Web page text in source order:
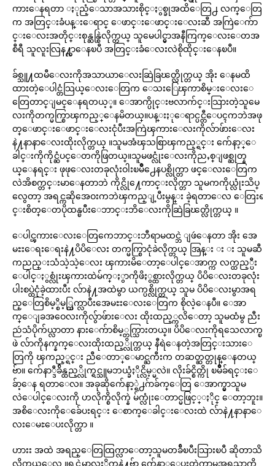
ကားေနရတာ ႏုညံ့ေသာအသားစိုင္ႏွစ္ခုအထိေတြ႕ လက္ေတြ
က အတြင္းခံပန္းေရာင္ ေဖာင္းေဖာင္းေလးဆီ အကြဲေက်ာ
င္းေလးအတိုင္းစုန္ဆန္စြဲလိုက္တယ္ သူမေပါင္မွာအနီကြက္ေလးေတအ
စီရီ သူလူးလြန႔္လာေနၿပီ အတြင္းခံေလးလဲစိုထိုင္းေနၿပီ။
ခ်စ္သူ႔ထမီေလးကိုအသာယာေလးဆြဲခြၽတ္လိုက္တယ္ အိုး ေနမထိ
ထားတဲ့ေပါင္တံသြယ္ေလးေတြက ေသးြေၾကာစိမ္းေလးေ
တြေတာင္ျမင္ေနရတယ့္။ ေအာက္ပိုင္းဗလာက်င္းသြားတဲ့သူမေ
လးကိုတက္မက္စြာၾကည့္ေနမိတယ္။ပန္းႏုေရာင္ပင္တီေပၚကဘဲအဖု
တ္ေဖာင္းေဖာင္းေလးငုံပီးအကြဲၾကားေလးကိုလ်ာဖ်ားေလး
နဲ႔နာနာေလးထိုးလိုက္တယ္ ။သူမအံၾသစြာၾကည့္ရင္း က်ေနာ့္ေ
ခါင္းကိုကိုင္ဆံပင္ေတကိုဖြတယ္။သူမဖင္လုံးေလးကိုညႇစ္ျဖစ္ဆုတ္န
ယ္ေနရင္း ဖုဖုေလးတခုလုံးဝါးၿမိဳ႕ေနပစ္လိုက္တာ ဖင္ေလးေတြက
လဲအိစက္တင္းမာေနတာဘဲ ကိုင္လို႔ေကာင္းလိုက္တာ သူမကကိုယ္လုံးသိပ္
လွေတာ့ အရင္ကဆိုအေဝးကဘဲၾကည္ျ့ပီးမွန္း ခဲ့ရတာေလ ေတြးရ
င္းစိတ္ေတပိုထန္ၿပီးေဘာင္းဘိေလးကိုဆြဲခြၽတ္လိုက္တယ္ ။
ေပါင္ၾကားေလးေတြကေဘာင္းဘီရာမထင္ဘဲ ျဖဴေနတာ အိုး အေ
မႊးေရးေရးနဲ႔ပိပိေလး တက္မက္စြာငုံခဲလိုက္တယ္ အြန္း း း သူမဆီ
ကညည္းသံသဲ့သဲ့ေလး ၾကားမိေတာ့ေပါင္ေအာက္က လက္ထည့္ပီး
ေပါင္ႏွစ္လုံးၾကားထဲမ်က္ႏွာကိုဖိႏွစ္ထားလိုက္တယ္ ပိပိေလးတခုလုံး
ပါးစပ္ထဲငုံခဲ့ထားပီး လ်ာနဲ႔အထဲမွာ ယက္ပစ္လိုက္တယ္ သူမ ပိပိေလးမွာအရ
ည္ေတြစိမ့္စိမ့္ထြက္လာပီးအေမႊးေလးေတြက စိုလဲ့ေနပီ။ ေအာ
က္ေျခအဝေလးကိုလွ်ာဖ်ားေလး ထိုးထည့္ကလိေတာ့ သူမထံမွ ညီး
ညဴသံပိုက်ယ္လာတာ နားေက်ာစိမ့္တက္သြားတယ္။ ပိပိေလးကိုရသေလာက္ၿ
ဖဲ လ်ာကိုနက္နက္ေလးထိုးထည့္လိုက္တယ္ နီရဲေနတဲ့အတြင္းသားေ
တြကို ၾကည့္ရင္း ညီေတာ္ေမာင္ႀကီးက တဆတ္ဆတ္တုန္ေနတယ္
ဗ်ာ။ က်ေနာ္ဒီခ်ိန္ထည့္လိုက္ရင္သူမဘယ္ခံႏိုင္လိမ့္မလဲ။ လိုးခ်င္စိတ္ကို ၿမိဳခ်ရင္းေ
ခ်ာ့ေန ရတာေလ။ အခုဆိုက်ေနာ့္ရဲ႕ဂ်ာခ်က္ေတြ ေအာက္မွာသူမ
လဲေပါင္ေလးကို ဟလိုက္စိလိုက္နဲ မ်က္လုံးေတာင္မဖြင့္ႏိုင္ ေတာ့ဘူး။
အစိေလးကိုေခ်ေပးရင္း ေစာက္ေခါင္းေလးထဲ လ်ာနဲ႔နာနာေ
လးေမႊေပးလိုက္တာ ။
ဟားး အထဲ အရည္ေတြထြက္လာေတာ့သူမတခ်ီၿပီးသြားၿပီ ဆိုတာသိ
လိုက္တယ္ေလ ။ရင္ထဲမွာလႈိက္ခနဲ႔ဗ်ာ က်ေနာ္ေပးတဲ့ကာမအရသာကို